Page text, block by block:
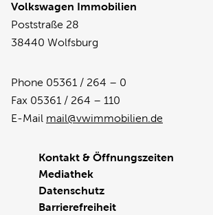
Volkswagen Immobilien
Poststraße 28
38440 Wolfsburg
Phone 05361 / 264 – 0
Fax 05361 / 264 – 110
E-Mail mail@vwimmobilien.de
Kontakt & Öffnungszeiten
Mediathek
Datenschutz
Barrierefreiheit